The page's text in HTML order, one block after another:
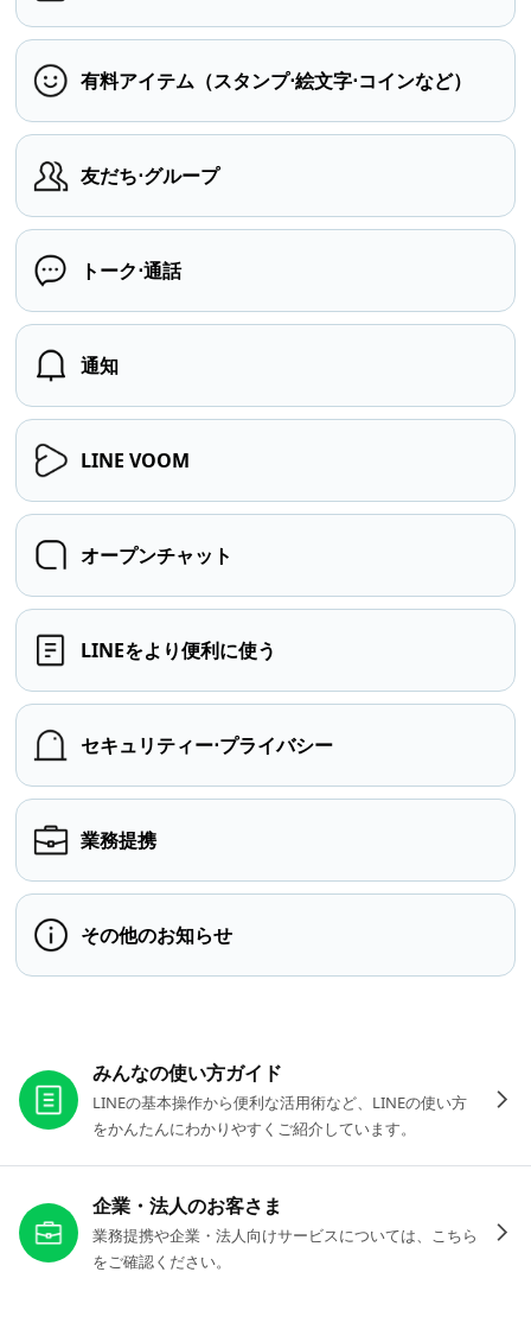
有料アイテム（スタンプ⋅絵文字⋅コインなど）
友だち⋅グループ
トーク⋅通話
通知
LINE VOOM
オープンチャット
LINEをより便利に使う
セキュリティー⋅プライバシー
業務提携
その他のお知らせ
みんなの使い方ガイド
LINEの基本操作から便利な活用術など、LINEの使い方
をかんたんにわかりやすくご紹介しています。
企業・法人のお客さま
業務提携や企業・法人向けサービスについては、こちら
をご確認ください。